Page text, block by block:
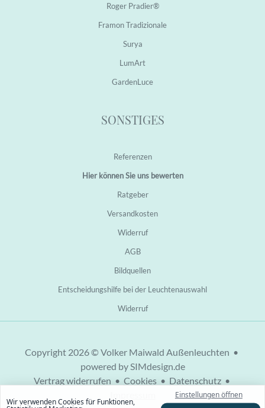
Roger Pradier®
Framon Tradizionale
Surya
LumArt
GardenLuce
SONSTIGES
Referenzen
Hier können Sie uns bewerten
Ratgeber
Versandkosten
Widerruf
AGB
Bildquellen
Entscheidungshilfe bei der Leuchtenauswahl
Widerruf
Copyright 2026 © Volker Maiwald Außenleuchten •
powered by SIMdesign.de
Vertrag widerrufen • Cookies• Datenschutz•
Wir verwenden Cookies für Funktionen,
Einstellungen öffnen